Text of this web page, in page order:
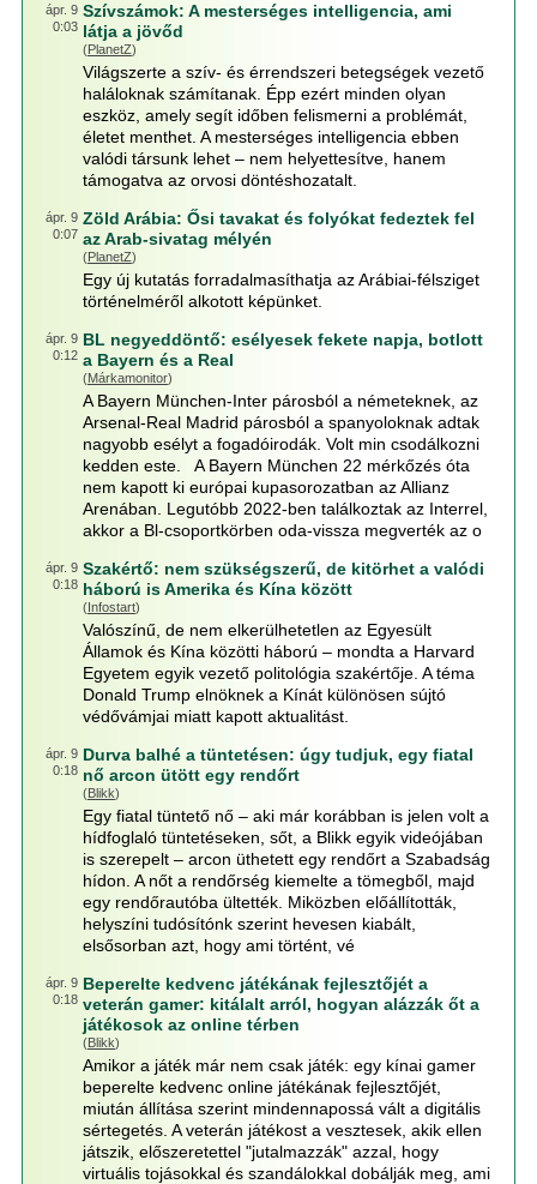
ápr. 9
0:03
Szívszámok: A mesterséges intelligencia, ami
látja a jövőd
(PlanetZ)
Világszerte a szív- és érrendszeri betegségek vezető
haláloknak számítanak. Épp ezért minden olyan
eszköz, amely segít időben felismerni a problémát,
életet menthet. A mesterséges intelligencia ebben
valódi társunk lehet – nem helyettesítve, hanem
támogatva az orvosi döntéshozatalt.
ápr. 9
0:07
Zöld Arábia: Ősi tavakat és folyókat fedeztek fel
az Arab-sivatag mélyén
(PlanetZ)
Egy új kutatás forradalmasíthatja az Arábiai-félsziget
történelméről alkotott képünket.
ápr. 9
0:12
BL negyeddöntő: esélyesek fekete napja, botlott
a Bayern és a Real
(Márkamonitor)
A Bayern München-Inter párosból a németeknek, az
Arsenal-Real Madrid párosból a spanyoloknak adtak
nagyobb esélyt a fogadóirodák. Volt min csodálkozni
kedden este. A Bayern München 22 mérkőzés óta
nem kapott ki európai kupasorozatban az Allianz
Arenában. Legutóbb 2022-ben találkoztak az Interrel,
akkor a Bl-csoportkörben oda-vissza megverték az o
ápr. 9
0:18
Szakértő: nem szükségszerű, de kitörhet a valódi
háború is Amerika és Kína között
(Infostart)
Valószínű, de nem elkerülhetetlen az Egyesült
Államok és Kína közötti háború – mondta a Harvard
Egyetem egyik vezető politológia szakértője. A téma
Donald Trump elnöknek a Kínát különösen sújtó
védővámjai miatt kapott aktualitást.
ápr. 9
0:18
Durva balhé a tüntetésen: úgy tudjuk, egy fiatal
nő arcon ütött egy rendőrt
(Blikk)
Egy fiatal tüntető nő – aki már korábban is jelen volt a
hídfoglaló tüntetéseken, sőt, a Blikk egyik videójában
is szerepelt – arcon üthetett egy rendőrt a Szabadság
hídon. A nőt a rendőrség kiemelte a tömegből, majd
egy rendőrautóba ültették. Miközben előállították,
helyszíni tudósítónk szerint hevesen kiabált,
elsősorban azt, hogy ami történt, vé
ápr. 9
0:18
Beperelte kedvenc játékának fejlesztőjét a
veterán gamer: kitálalt arról, hogyan alázzák őt a
játékosok az online térben
(Blikk)
Amikor a játék már nem csak játék: egy kínai gamer
beperelte kedvenc online játékának fejlesztőjét,
miután állítása szerint mindennapossá vált a digitális
sértegetés. A veterán játékost a vesztesek, akik ellen
játszik, előszeretettel "jutalmazzák" azzal, hogy
virtuális tojásokkal és szandálokkal dobálják meg, ami